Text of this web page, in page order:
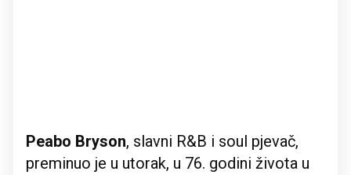
Peabo Bryson, slavni R&B i soul pjevač,
preminuo je u utorak, u 76. godini života u